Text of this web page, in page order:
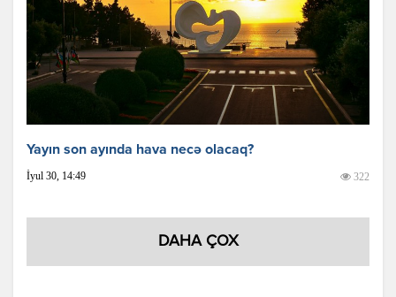
Yayın son ayında hava necə olacaq?
İyul 30, 14:49 322
DAHA ÇOX